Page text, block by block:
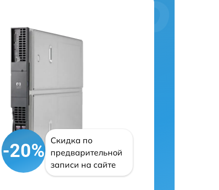
-20%
Скидка по
предварительной
записи на сайте